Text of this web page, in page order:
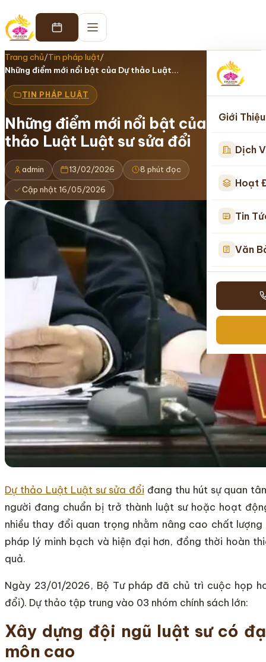
Giới Thiệu
Dịch
Hoạt
Tin
Văn
Trang chủ/Tin pháp luật/
Những điểm mới nổi bật của Dự thảo Luật…
TIN PHÁP LUẬT
Những điểm mới nổi bật của Dự
thảo Luật Luật sư sửa đổi
admin 13/02/2026 8 phút đọc
Cập nhật 16/05/2026
Dự thảo Luật Luật sư sửa đổi đang thu hút sự quan
người đang chuẩn bị trở thành luật sư hoặc hoạt
nhiều thay đổi quan trọng nhằm nâng cao chất
pháp lý minh bạch và hiện đại hơn, đồng thời hoàn
quả.
Ngày 23/01/2026, Bộ Tư pháp đã chủ trì cuộc họp
đổi). Dự thảo tập trung vào 03 nhóm chính sách lớn:
Xây dựng đội ngũ luật sư có
môn cao